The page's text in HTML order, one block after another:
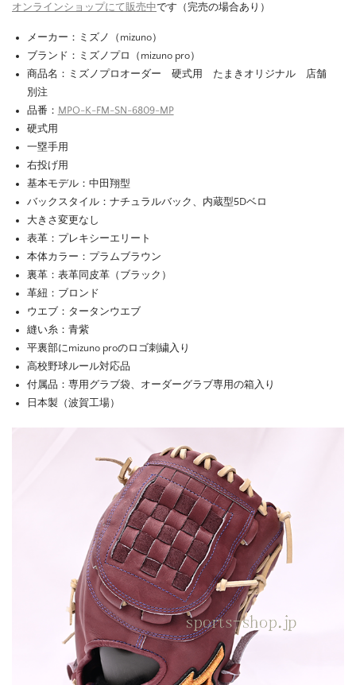
オンラインショップにて販売中です（完売の場合あり）
メーカー：ミズノ（mizuno）
ブランド：ミズノプロ（mizuno pro）
商品名：ミズノプロオーダー 硬式用 たまきオリジナル 店舗
別注
品番： MPO-K-FM-SN-6809-MP
硬式用
一塁手用
右投げ用
基本モデル：中田翔型
バックスタイル：ナチュラルバック、内蔵型5Dベロ
大きさ変更なし
表革：プレキシーエリート
本体カラー：プラムブラウン
裏革：表革同皮革（ブラック）
革紐：ブロンド
ウエブ：タータンウエブ
縫い糸：青紫
平裏部にmizuno proのロゴ刺繍入り
高校野球ルール対応品
付属品：専用グラブ袋、オーダーグラブ専用の箱入り
日本製（波賀工場）